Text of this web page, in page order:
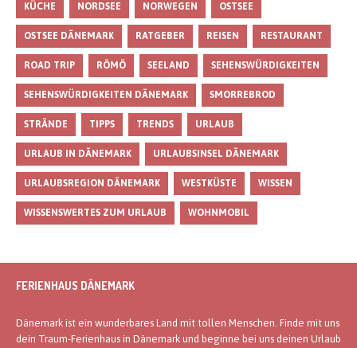
KÜCHE NORDSEE NORWEGEN OSTSEE
OSTSEE DÄNEMARK RATGEBER REISEN RESTAURANT
ROAD TRIP RÖMÖ SEELAND SEHENSWÜRDIGKEITEN
SEHENSWÜRDIGKEITEN DÄNEMARK SMORREBROD
STRÄNDE TIPPS TRENDS URLAUB
URLAUB IN DÄNEMARK URLAUBSINSEL DÄNEMARK
URLAUBSREGION DÄNEMARK WESTKÜSTE WISSEN
WISSENSWERTES ZUM URLAUB WOHNMOBIL
FERIENHAUS DÄNEMARK
Dänemark ist ein wunderbares Land mit tollen Menschen. Finde mit uns
dein Traum-Ferienhaus in Dänemark und beginne bei uns deinen Urlaub